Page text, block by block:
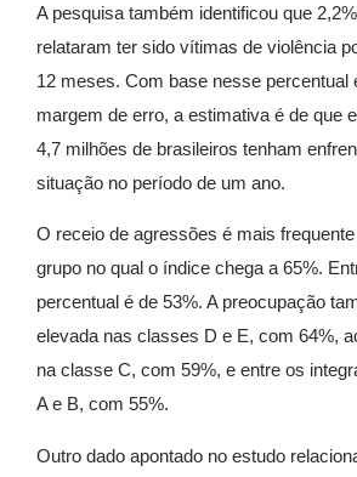
A pesquisa também identificou que
relataram ter sido vítimas de violência
12 meses. Com base nesse percentual
margem de erro, a estimativa é de que
4,7 milhões de brasileiros tenham
situação no período de um ano.
O receio de agressões é mais
grupo no qual o índice chega a 65%.
percentual é de 53%. A preocupação
elevada nas classes D e E, com 64%,
na classe C, com 59%, e entre os
A e B, com 55%.
Outro dado apontado no estudo